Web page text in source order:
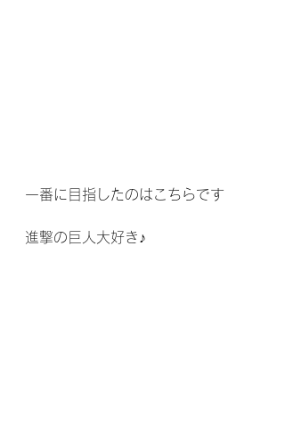
一番に目指したのはこちらです
進撃の巨人大好き♪